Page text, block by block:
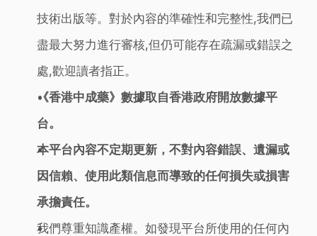
技術出版等。對於內容的準確性和完整性,我們已
盡最大努力進行審核,但仍可能存在疏漏或錯誤之
處,歡迎讀者指正。
《香港中成藥》數據取自香港政府開放數據平
台。
本平台內容不定期更新，不對內容錯誤、遺漏或
因信賴、使用此類信息而導致的任何損失或損害
承擔責任。
我們尊重知識產權。如發現平台所使用的任何內